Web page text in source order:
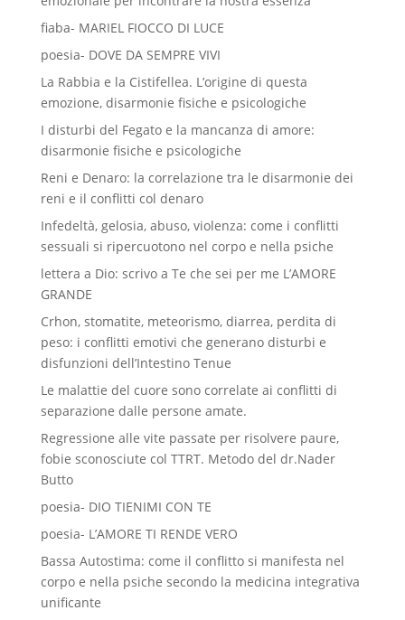
fiaba- MARIEL FIOCCO DI LUCE
poesia- DOVE DA SEMPRE VIVI
La Rabbia e la Cistifellea. L’origine di questa
emozione, disarmonie fisiche e psicologiche
I disturbi del Fegato e la mancanza di amore:
disarmonie fisiche e psicologiche
Reni e Denaro: la correlazione tra le disarmonie dei
reni e il conflitti col denaro
Infedeltà, gelosia, abuso, violenza: come i conflitti
sessuali si ripercuotono nel corpo e nella psiche
lettera a Dio: scrivo a Te che sei per me L’AMORE
GRANDE
Crhon, stomatite, meteorismo, diarrea, perdita di
peso: i conflitti emotivi che generano disturbi e
disfunzioni dell’Intestino Tenue
Le malattie del cuore sono correlate ai conflitti di
separazione dalle persone amate.
Regressione alle vite passate per risolvere paure,
fobie sconosciute col TTRT. Metodo del dr.Nader
Butto
poesia- DIO TIENIMI CON TE
poesia- L’AMORE TI RENDE VERO
Bassa Autostima: come il conflitto si manifesta nel
corpo e nella psiche secondo la medicina integrativa
unificante